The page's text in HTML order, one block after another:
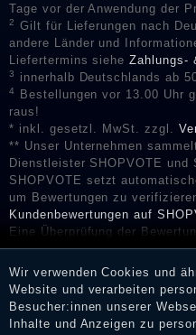
Tage vor der Anwendung der
2
Gilt für Lieferungen nach
andere Länder und
Liefertermins sieheZahlungs-
3 innerhalb Deutschlands ab
4
Bestellungen vor 13.00 Uhr
raus!
* inkl. gesetzl. MwSt. zzgl.
** Unser Unternehmen
Dienstleister SHOPVOTE und
SHOPVOTE setzt
um Bewertungen zu
Kundenbewertungen auf
Eine Überprüfung der
deren Veröffentlichung nicht
könnten von Verbrauchern
Dienstleistungen gar nicht
Erhalt einer
Bewertungen verifizieren und
Wir verwenden Cookies und
Website und verarbeiten
Besucher:innen unserer
Inhalte und Anzeigen zu